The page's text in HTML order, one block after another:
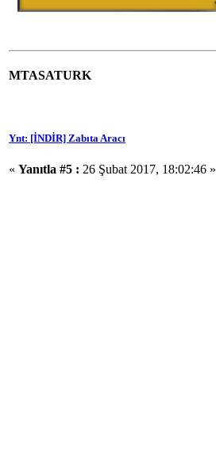
MTASATURK
Ynt: [İNDİR] Zabıta Aracı
« Yanıtla #5 : 26 Şubat 2017, 18:02:46 »